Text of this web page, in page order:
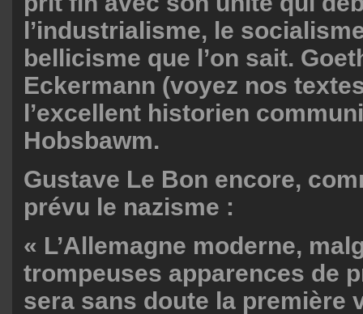
l’industrialisme, le
bellicisme que l’on sait.
Eckermann (voyez nos
l’excellent historien
Hobsbawm.
Gustave Le Bon encore,
prévu le nazisme :
« L’Allemagne moderne,
trompeuses apparences de
sera sans doute la première